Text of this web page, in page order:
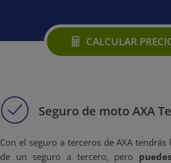
CALCULAR
Seguro de moto AXA
Con el seguro a terceros de AXA
de un seguro a tercero, pero